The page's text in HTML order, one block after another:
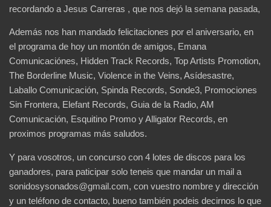
recordando a Jesus Carreras , que nos dejó la semana pasada,
Además nos han mandado felicitaciones por el aniversario, en
el programa de hoy un montón de amigos, Emana
Comunicaciónes, Hidden Track Records, Top Artists Promotion,
The Borderline Music, Violence in the Veins, Asídesastre,
Laballo Comunicación, Spinda Records, Sonde3, Promociones
Sin Frontera, Elefant Records, Guia de la Radio, AM
Comunicación, Esquitino Promo y Alligator Records, en
proximos programas más saludos.
Y para vosotros, un concurso con 4 lotes de discos para los
ganadores, para paticipar solo teneis que mandar un mail a
sonidosysonados@gmail.com, con vuestro nombre y dirección
y un teléfono de contacto, bueno también podeis decirnos lo que